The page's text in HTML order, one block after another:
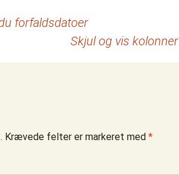
forfaldsdatoer
Skjul og vis kolonner
Krævede felter er markeret med *